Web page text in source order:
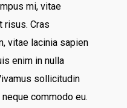
mi, vitae
risus. Cras
vitae lacinia sapien
enim in nulla
sollicitudin
commodo eu.